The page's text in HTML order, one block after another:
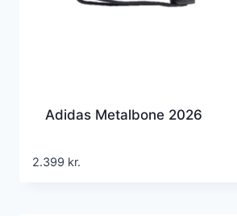
Adidas Metalbone 2026
2.399 kr.